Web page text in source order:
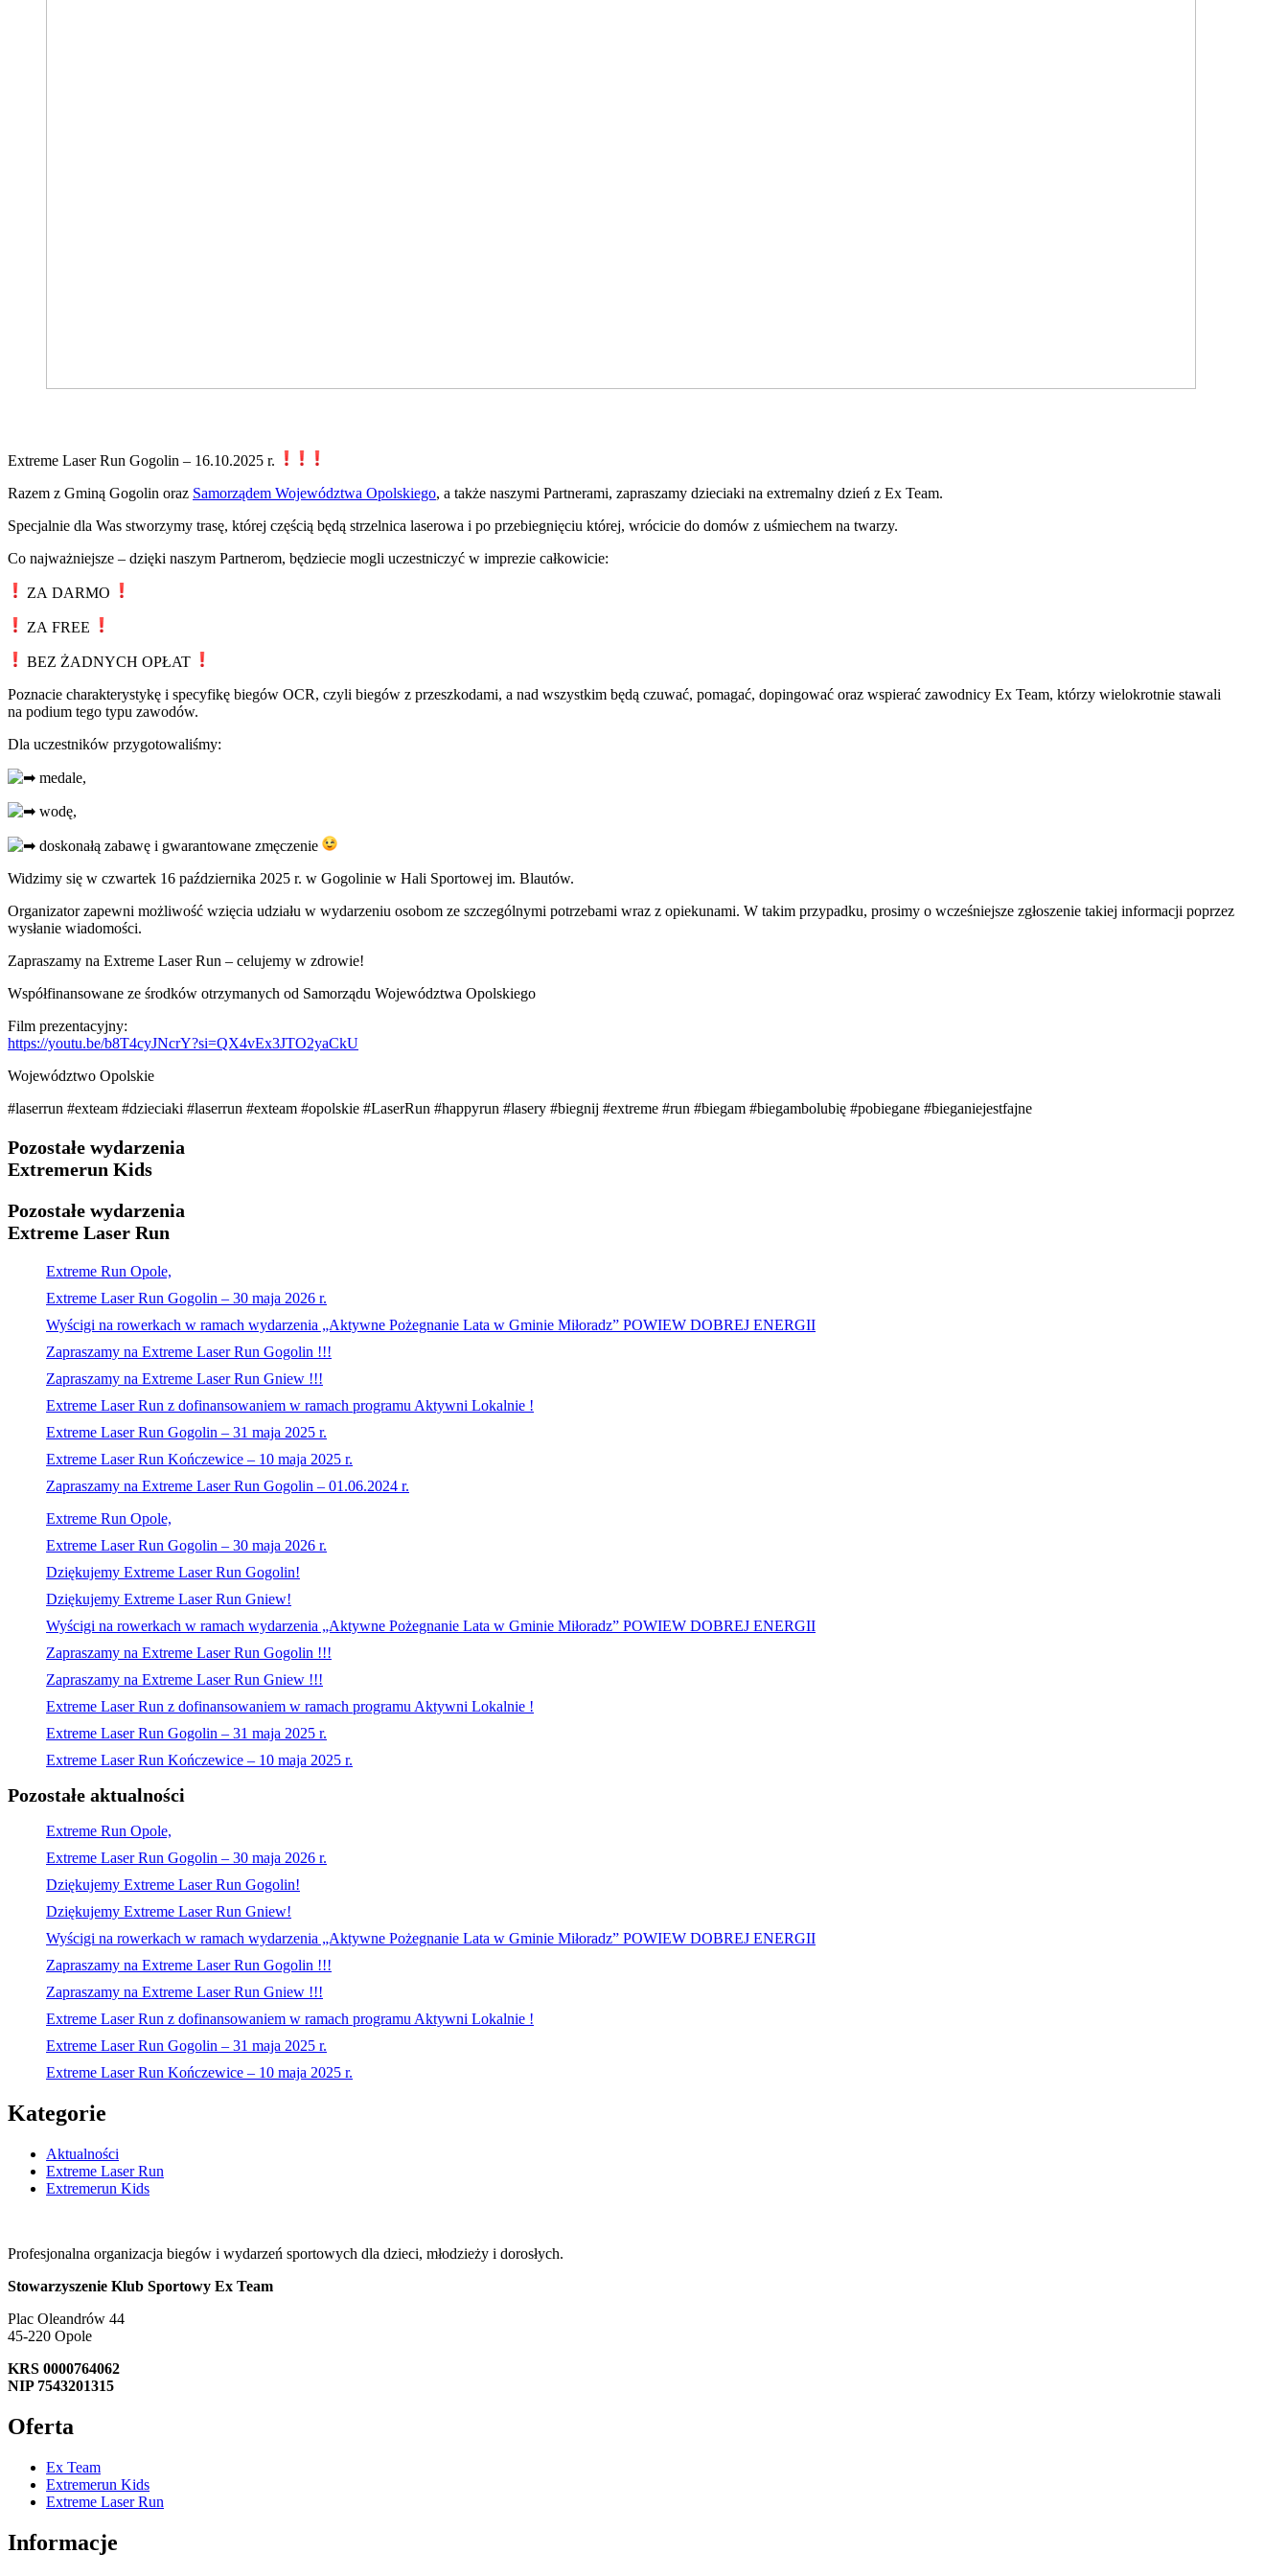
Extreme Laser Run Gogolin – 16.10.2025 r.
Razem z Gminą Gogolin oraz Samorządem Województwa Opolskiego, a także naszymi Partnerami, zapraszamy dzieciaki na extremalny dzień z Ex Team.
Specjalnie dla Was stworzymy trasę, której częścią będą strzelnica laserowa i po przebiegnięciu której, wrócicie do domów z uśmiechem na twarzy.
Co najważniejsze – dzięki naszym Partnerom, będziecie mogli uczestniczyć w imprezie całkowicie:
ZA DARMO
ZA FREE
BEZ ŻADNYCH OPŁAT
Poznacie charakterystykę i specyfikę biegów OCR, czyli biegów z przeszkodami, a nad wszystkim będą czuwać, pomagać, dopingować oraz wspierać zawodnicy Ex Team, którzy wielokrotnie stawali
na podium tego typu zawodów.
Dla uczestników przygotowaliśmy:
medale,
wodę,
doskonałą zabawę i gwarantowane zmęczenie
Widzimy się w czwartek 16 października 2025 r. w Gogolinie w Hali Sportowej im. Blautów.
Organizator zapewni możliwość wzięcia udziału w wydarzeniu osobom ze szczególnymi potrzebami wraz z opiekunami. W takim przypadku, prosimy o wcześniejsze zgłoszenie takiej informacji poprzez
wysłanie wiadomości.
Zapraszamy na Extreme Laser Run – celujemy w zdrowie!
Współfinansowane ze środków otrzymanych od Samorządu Województwa Opolskiego
Film prezentacyjny:
https://youtu.be/b8T4cyJNcrY?si=QX4vEx3JTO2yaCkU
Województwo Opolskie
#laserrun #exteam #dzieciaki #laserrun #exteam #opolskie #LaserRun #happyrun #lasery #biegnij #extreme #run #biegam #biegambolubię #pobiegane #bieganiejestfajne
Pozostałe wydarzenia
Extremerun Kids
Pozostałe wydarzenia
Extreme Laser Run
Extreme Run Opole,
Extreme Laser Run Gogolin – 30 maja 2026 r.
Wyścigi na rowerkach w ramach wydarzenia „Aktywne Pożegnanie Lata w Gminie Miłoradz” POWIEW DOBREJ ENERGII
Zapraszamy na Extreme Laser Run Gogolin !!!
Zapraszamy na Extreme Laser Run Gniew !!!
Extreme Laser Run z dofinansowaniem w ramach programu Aktywni Lokalnie !
Extreme Laser Run Gogolin – 31 maja 2025 r.
Extreme Laser Run Kończewice – 10 maja 2025 r.
Zapraszamy na Extreme Laser Run Gogolin – 01.06.2024 r.
Extreme Run Opole,
Extreme Laser Run Gogolin – 30 maja 2026 r.
Dziękujemy Extreme Laser Run Gogolin!
Dziękujemy Extreme Laser Run Gniew!
Wyścigi na rowerkach w ramach wydarzenia „Aktywne Pożegnanie Lata w Gminie Miłoradz” POWIEW DOBREJ ENERGII
Zapraszamy na Extreme Laser Run Gogolin !!!
Zapraszamy na Extreme Laser Run Gniew !!!
Extreme Laser Run z dofinansowaniem w ramach programu Aktywni Lokalnie !
Extreme Laser Run Gogolin – 31 maja 2025 r.
Extreme Laser Run Kończewice – 10 maja 2025 r.
Pozostałe aktualności
Extreme Run Opole,
Extreme Laser Run Gogolin – 30 maja 2026 r.
Dziękujemy Extreme Laser Run Gogolin!
Dziękujemy Extreme Laser Run Gniew!
Wyścigi na rowerkach w ramach wydarzenia „Aktywne Pożegnanie Lata w Gminie Miłoradz” POWIEW DOBREJ ENERGII
Zapraszamy na Extreme Laser Run Gogolin !!!
Zapraszamy na Extreme Laser Run Gniew !!!
Extreme Laser Run z dofinansowaniem w ramach programu Aktywni Lokalnie !
Extreme Laser Run Gogolin – 31 maja 2025 r.
Extreme Laser Run Kończewice – 10 maja 2025 r.
Kategorie
Aktualności
Extreme Laser Run
Extremerun Kids
Profesjonalna organizacja biegów i wydarzeń sportowych dla dzieci, młodzieży i dorosłych.
Stowarzyszenie Klub Sportowy Ex Team
Plac Oleandrów 44
45-220 Opole
KRS 0000764062
NIP 7543201315
Oferta
Ex Team
Extremerun Kids
Extreme Laser Run
Informacje